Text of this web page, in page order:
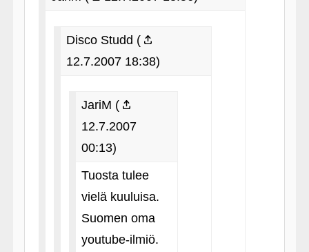
Disco Studd (
12.7.2007 18:38)
JariM (
12.7.2007
00:13)
Tuosta tulee
vielä kuuluisa.
Suomen oma
youtube-ilmiö.